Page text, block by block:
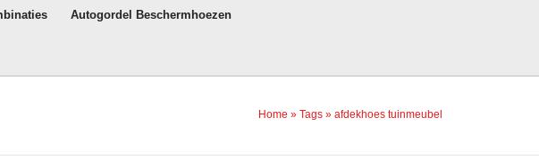
Autogordel Beschermhoezen
Home » Tags » afdekhoes tuinmeubel